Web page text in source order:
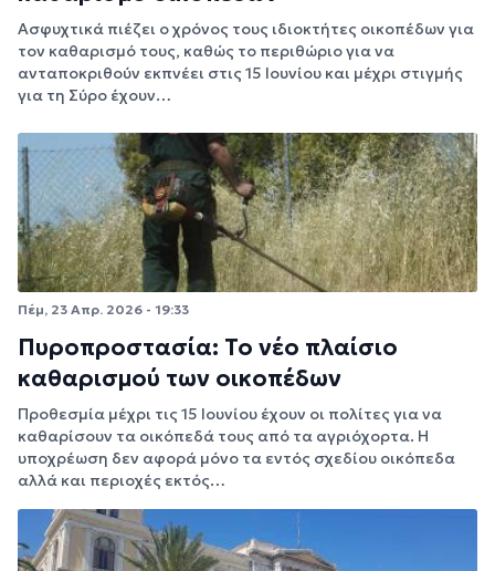
Ασφυχτικά πιέζει ο χρόνος τους ιδιοκτήτες οικοπέδων για
τον καθαρισμό τους, καθώς το περιθώριο για να
ανταποκριθούν εκπνέει στις 15 Ιουνίου και μέχρι στιγμής
για τη Σύρο έχουν…
Πέμ, 23 Απρ. 2026 - 19:33
Πυροπροστασία: Το νέο πλαίσιο
καθαρισμού των οικοπέδων
Προθεσμία μέχρι τις 15 Ιουνίου έχουν οι πολίτες για να
καθαρίσουν τα οικόπεδά τους από τα αγριόχορτα. Η
υποχρέωση δεν αφορά μόνο τα εντός σχεδίου οικόπεδα
αλλά και περιοχές εκτός…